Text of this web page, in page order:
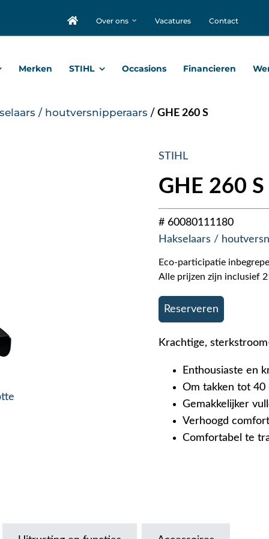
Over ons Vacatures Contact
Merken STIHL Occasions Financieren
/ houtversnipperaars / GHE 260 S
STIHL
GHE 260 S
# 60080111180
Hakselaars /
Eco-participatie
Alle prijzen zijn inclusief
Reserveren
Krachtige,
Enthousiaste en
Om takken tot 40
Gemakkelijker
Verhoogd
Comfortabel te